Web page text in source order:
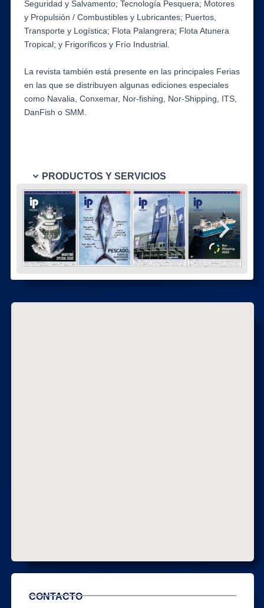
Seguridad y Salvamento; Tecnología Pesquera; Motores
y Propulsión / Combustibles y Lubricantes; Puertos,
Transporte y Logística; Flota Palangrera; Flota Atunera
Tropical; y Frigoríficos y Frío Industrial.
La revista también está presente en las principales Ferias
en las que se distribuyen algunas ediciones especiales
como Navalia, Conxemar, Nor-fishing, Nor-Shipping, ITS,
DanFish o SMM.
PRODUCTOS Y SERVICIOS
CONTACTO